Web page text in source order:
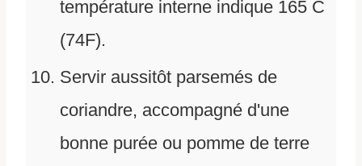
température interne indique 165 C
(74F).
Servir aussitôt parsemés de
coriandre, accompagné d'une
bonne purée ou pomme de terre